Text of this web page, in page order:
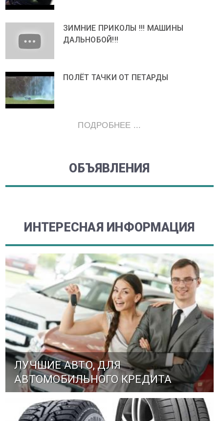
ЗИМНИЕ ПРИКОЛЫ !!! МАШИНЫ
ДАЛЬНОБОЙ!!!
ПОЛЁТ ТАЧКИ ОТ ПЕТАРДЫ
ПОДРОБНЕЕ ...
ОБЪЯВЛЕНИЯ
ИНТЕРЕСНАЯ ИНФОРМАЦИЯ
ЛУЧШИЕ АВТО, ДЛЯ
АВТОМОБИЛЬНОГО КРЕДИТА